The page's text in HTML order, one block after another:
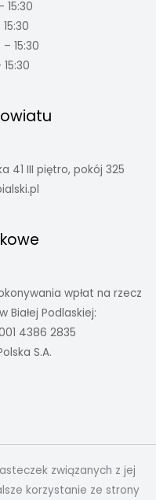
15:30
15:30
41 III piętro, pokój 325
wpłat na rzecz
Podlaskiej:
4386 2835
S.A.
związanych z jej
korzystanie ze strony